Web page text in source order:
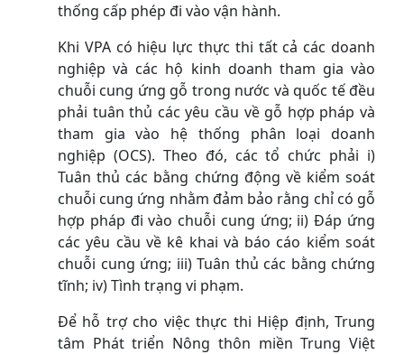
thống cấp phép đi vào vận hành.
Khi VPA có hiệu lực thực thi tất cả các doanh
nghiệp và các hộ kinh doanh tham gia vào
chuỗi cung ứng gỗ trong nước và quốc tế đều
phải tuân thủ các yêu cầu về gỗ hợp pháp và
tham gia vào hệ thống phân loại doanh
nghiệp (OCS). Theo đó, các tổ chức phải i)
Tuân thủ các bằng chứng động về kiểm soát
chuỗi cung ứng nhằm đảm bảo rằng chỉ có gỗ
hợp pháp đi vào chuỗi cung ứng; ii) Đáp ứng
các yêu cầu về kê khai và báo cáo kiểm soát
chuỗi cung ứng; iii) Tuân thủ các bằng chứng
tĩnh; iv) Tình trạng vi phạm.
Để hỗ trợ cho việc thực thi Hiệp định, Trung
tâm Phát triển Nông thôn miền Trung Việt